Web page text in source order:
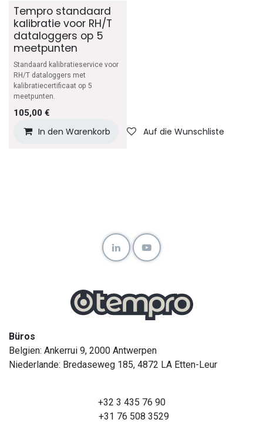
Tempro standaard
kalibratie voor RH/T
dataloggers op 5
meetpunten
Standaard kalibratieservice voor
RH/T dataloggers met
kalibratiecertificaat op 5
meetpunten.
105,00 €
In den Warenkorb Auf die Wunschliste
Büros
Belgien: Ankerrui 9, 2000 Antwerpen
Niederlande: Bredaseweg 185, 4872 LA Etten-Leur
+32 3 435 76 90
+31 76 508 3529